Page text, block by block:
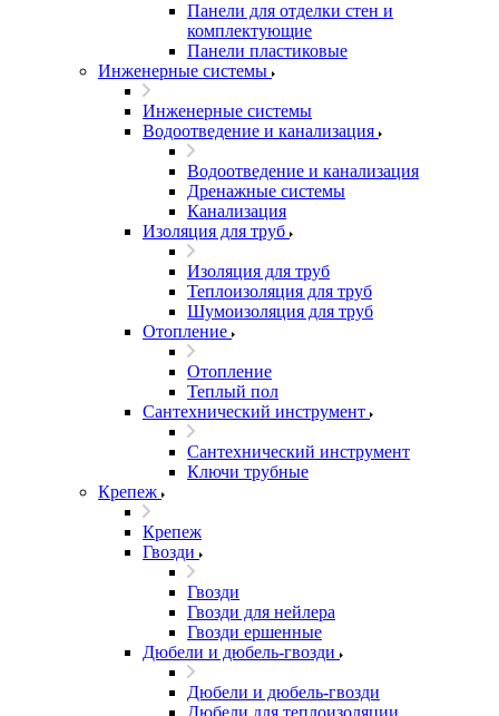
Панели для отделки стен и
комплектующие
Панели пластиковые
Инженерные системы
Инженерные системы
Водоотведение и канализация
Водоотведение и канализация
Дренажные системы
Канализация
Изоляция для труб
Изоляция для труб
Теплоизоляция для труб
Шумоизоляция для труб
Отопление
Отопление
Теплый пол
Сантехнический инструмент
Сантехнический инструмент
Ключи трубные
Крепеж
Крепеж
Гвозди
Гвозди
Гвозди для нейлера
Гвозди ершенные
Дюбели и дюбель-гвозди
Дюбели и дюбель-гвозди
Дюбели для теплоизоляции